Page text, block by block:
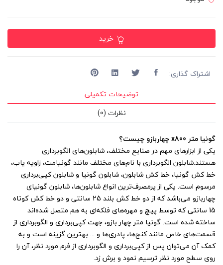
خرید
اشتراک گذاری:
توضیحات تکمیلی
نظرات (0)
گونیا متر x800 چهاربازو چیست؟
یکی از ابزارهای مهم در صنایع مختلف، شابلون‌های الگوبرداری
هستند.شابلون الگوبرداری با نام‌های مختلف مانند گونیامت، زاویه یاب،
خط کش گونیا، خط کش شابلون، شابلون گونیا و شابلون کپی‌برداری
مرسوم است. یکی از پر‌مصرف‌ترین انواع شابلون‌ها، شابلون گونیای
چهاربازو می‌باشد که از دو خط کش بلند 25 سانتی و دو خط کش کوتاه
15 سانتی که توسط پیچ و مهره‌های فلکه‌ای به هم متصل شده‌اند
ساخته شده است. گونیا متر چهار بازو، جهت کپی‌برداری و الگوبرداری از
قسمت‌های خاص مانند کنج‌ها، پادری‌ها و ... بهترین گزینه است و به
کمک آن می‌توان پس از کپی‌برداری و الگوبرداری از فرم مورد نظر، آن را
روی سطح مورد نظر ترسیم نمود و برش زد.